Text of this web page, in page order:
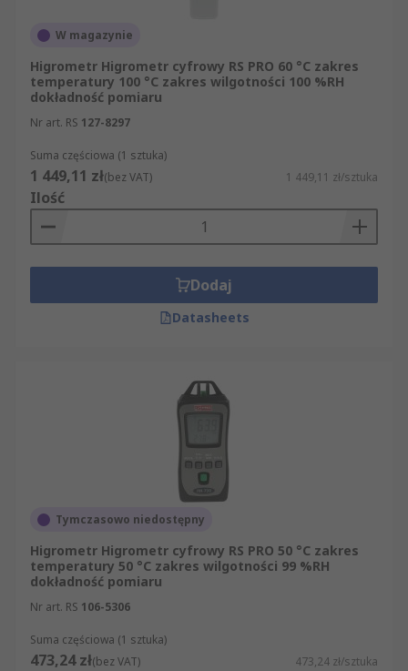
W magazynie
Higrometr Higrometr cyfrowy RS PRO 60 °C zakres
temperatury 100 °C zakres wilgotności 100 %RH
dokładność pomiaru
Nr art. RS 127-8297
Suma częściowa (1 sztuka)
1 449,11 zł(bez VAT) 1 449,11 zł/sztuka
Ilość
Dodaj
Datasheets
Tymczasowo niedostępny
Higrometr Higrometr cyfrowy RS PRO 50 °C zakres
temperatury 50 °C zakres wilgotności 99 %RH
dokładność pomiaru
Nr art. RS 106-5306
Suma częściowa (1 sztuka)
473,24 zł(bez VAT) 473,24 zł/sztuka